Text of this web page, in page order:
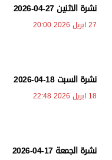
نشرة الاثنين 27-04-2026
27 ابريل 2026 20:00
نشرة السبت 18-04-2026
18 ابريل 2026 22:48
نشرة الجمعة 17-04-2026